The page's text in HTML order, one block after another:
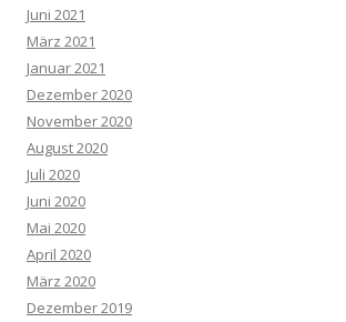
Juni 2021
März 2021
Januar 2021
Dezember 2020
November 2020
August 2020
Juli 2020
Juni 2020
Mai 2020
April 2020
März 2020
Dezember 2019